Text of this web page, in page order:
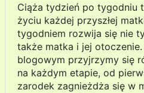
Ciąża tydzień po tygodniu
życiu każdej przyszłej
tygodniem rozwija się nie
także matka i jej
blogowym przyjrzymy się
na każdym etapie, od
zarodek zagnieżdża się w